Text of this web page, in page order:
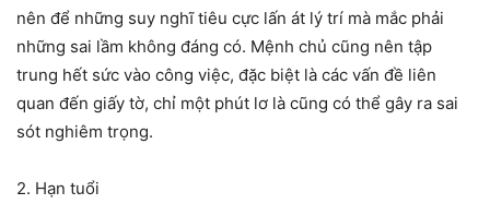
nên để những suy nghĩ tiêu cực lấn át lý trí mà mắc phải
những sai lầm không đáng có. Mệnh chủ cũng nên tập
trung hết sức vào công việc, đặc biệt là các vấn đề liên
quan đến giấy tờ, chỉ một phút lơ là cũng có thể gây ra sai
sót nghiêm trọng.
2. Hạn tuổi